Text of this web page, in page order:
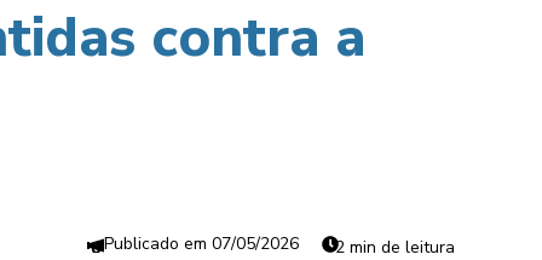
contra a
07/05/2026 2 min de leitura